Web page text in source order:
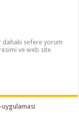
dahaki sefere yorum
ve web site